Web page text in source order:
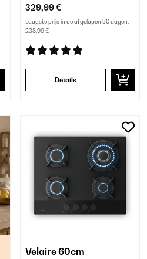
329,99 €
Laagste prijs in de afgelopen 30 dagen:
238,99 €
Details
Velaire 60cm